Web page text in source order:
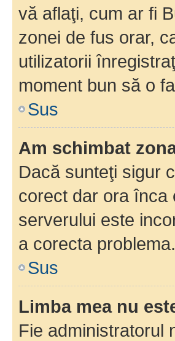
vă aflaţi, cum ar fi
zonei de fus orar,
utilizatorii
moment bun să o
Sus
Am schimbat
Dacă sunteţi sigur
corect dar ora înca
serverului este
a corecta problema.
Sus
Limba mea nu
Fie administratorul